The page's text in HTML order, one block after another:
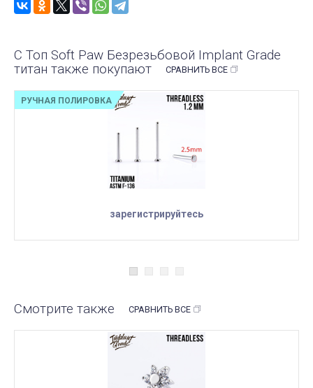
С Топ Soft Paw Безрезьбовой Implant Grade
титан также покупают
СРАВНИТЬ ВСЕ
зарегистрируйтесь
РУЧНАЯ ПОЛИРОВКА
Смотрите также СРАВНИТЬ ВСЕ